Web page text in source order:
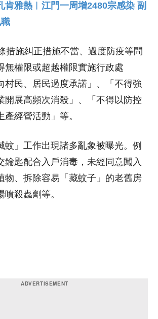
肯雅熱︱江門一周增2480宗感染 副
措施糾正措施不當、過度防疫等問
無權限或超越權限實施行政處
村民、居民過度承諾」、「不得強
開展高頻次消殺」、「不得以防控
經營活動」等。
蚊」工作出現諸多亂象被曝光。例
鑰匙配合入戶消毒，未經同意闖入
物、拆除容易「藏蚊子」的老舊房
殺蟲劑等。